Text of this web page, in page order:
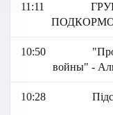
11:11
10:50
войны" -
10:28